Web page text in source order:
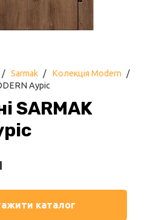
/ Sarmak / Колекція Modern
/
Ауріс
SARMAK
каталог